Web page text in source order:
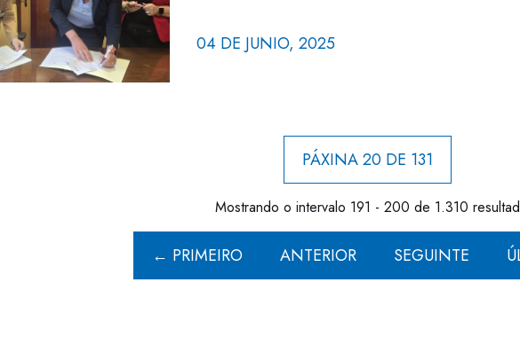
04 DE JUNIO, 2025
PÁXINA 20 DE 131
Mostrando o intervalo 191 - 200 de 1.310
← PRIMEIRO ANTERIOR SEGUINTE